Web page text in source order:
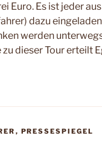
Euro. Es ist jeder
dazu
werden
dieser Tour erteilt
, PRESSESPIEGEL